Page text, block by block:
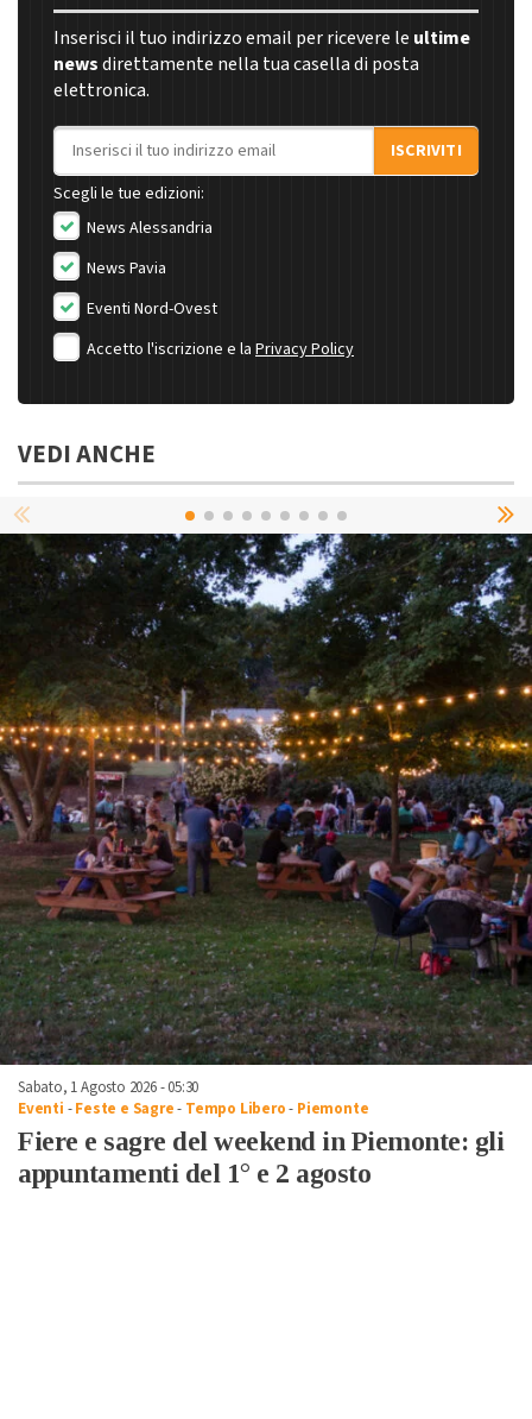
Inserisci il tuo indirizzo email per ricevere le ultime
newsdirettamente nella tua casella di posta
elettronica.
Indirizzo email
ISCRIVITI
Scegli le tue edizioni:
News Alessandria
News Pavia
Eventi Nord-Ovest
Accetto l'iscrizione e la Privacy Policy
VEDI ANCHE
Sabato, 1 Agosto 2026 - 05:30
Eventi -Feste e Sagre- Tempo Libero- Piemonte
Fiere e sagre del weekend in Piemonte: gli
appuntamenti del 1° e 2 agosto